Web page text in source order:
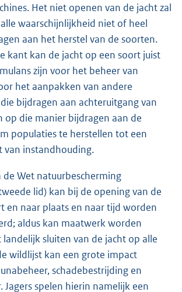
Het niet openen van de jacht zal
waarschijnlijkheid niet of heel
aan het herstel van de soorten.
kant kan de jacht op een soort juist
zijn voor het beheer van
het aanpakken van andere
bijdragen aan achteruitgang van
op die manier bijdragen aan de
populaties te herstellen tot een
van instandhouding.
de Wet natuurbescherming
lid) kan bij de opening van de
en naar plaats en naar tijd worden
aldus kan maatwerk worden
landelijk sluiten van de jacht op alle
wildlijst kan een grote impact
schadebestrijding en
Jagers spelen hierin namelijk een